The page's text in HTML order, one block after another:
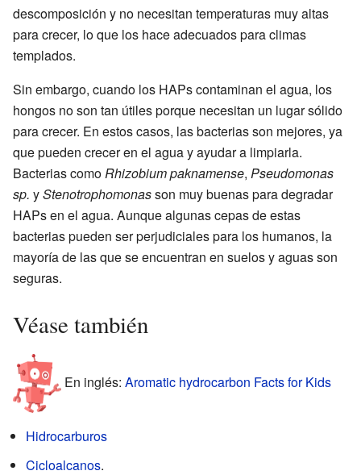
descomposición y no necesitan temperaturas muy altas
para crecer, lo que los hace adecuados para climas
templados.
Sin embargo, cuando los HAPs contaminan el agua, los
hongos no son tan útiles porque necesitan un lugar sólido
para crecer. En estos casos, las bacterias son mejores, ya
que pueden crecer en el agua y ayudar a limpiarla.
Bacterias comoRhizobium paknamense, Pseudomonas
sp. yStenotrophomonasson muy buenas para degradar
HAPs en el agua. Aunque algunas cepas de estas
bacterias pueden ser perjudiciales para los humanos, la
mayoría de las que se encuentran en suelos y aguas son
seguras.
Véase también
En inglés: Aromatic hydrocarbon Facts for Kids
Hidrocarburos
Cicloalcanos.